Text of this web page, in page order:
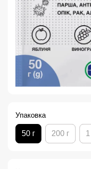
Упаковка
50 г 200 г 1